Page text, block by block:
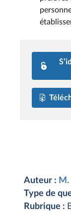
Auteur :
Type de
Rubrique :